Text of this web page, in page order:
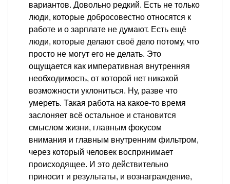
вариантов. Довольно редкий. Есть не только
люди, которые добросовестно относятся к
работе и о зарплате не думают. Есть ещё
люди, которые делают своё дело потому, что
просто не могут его не делать. Это
ощущается как императивная внутренняя
необходимость, от которой нет никакой
возможности уклониться. Ну, разве что
умереть. Такая работа на какое-то время
заслоняет всё остальное и становится
смыслом жизни, главным фокусом
внимания и главным внутренним фильтром,
через который человек воспринимает
происходящее. И это действительно
приносит и результаты, и вознаграждение,